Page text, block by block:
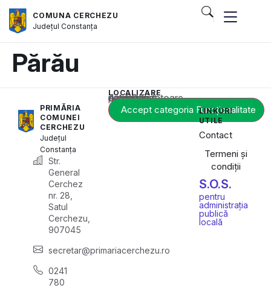
COMUNA CERCHEZU
JudețulConstanța
Părău
PRIMĂRIA
COMUNEI
CERCHEZU
Județul
Constanța
Str.
General
Cerchez
nr. 28,
Satul
Cerchezu,
907045
secretar@primariacerchezu.ro
0241
780
LOCALIZARE
Acest conținut este blocat până când acceptați categoria corespunzătoare de cookie-uri.
Accept categoria Funcționalitate
LINKURI
UTILE
Contact
Termeni și
condiții
S.O.S.
pentru
administrația
publică
locală